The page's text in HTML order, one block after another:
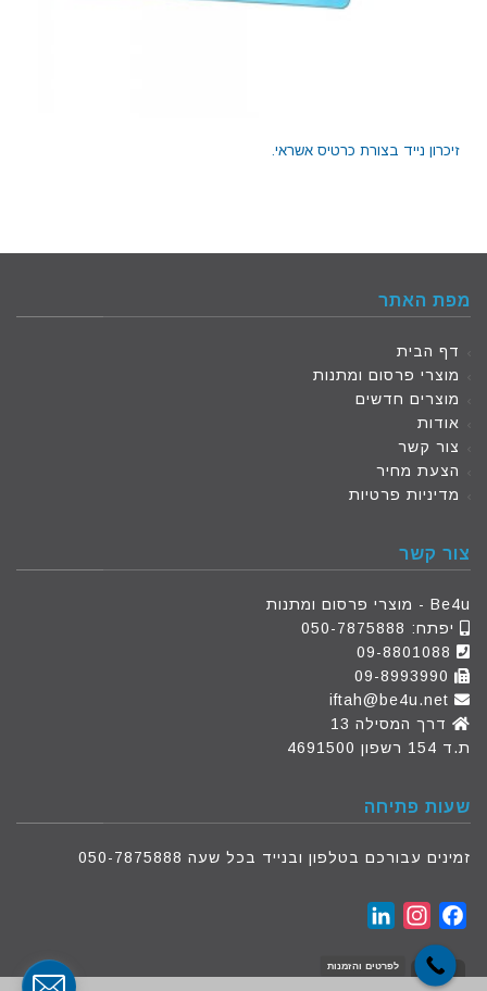
זיכרון נייד בצורת כרטיס אשראי.
מפת האתר
דף הבית
מוצרי פרסום ומתנות
מוצרים חדשים
אודות
צור קשר
הצעת מחיר
מדיניות פרטיות
צור קשר
Be4u - מוצרי פרסום ומתנות
יפתח: 050-7875888
09-8801088
iftah@be4u.net
דרך המסילה 13
ת.ד 154 רשפון 4691500
שעות פתיחה
זמינים עבורכם בטלפון ובנייד בכל שעה 050-7875888
Facebook
Instagram
לפרטים והזמנות